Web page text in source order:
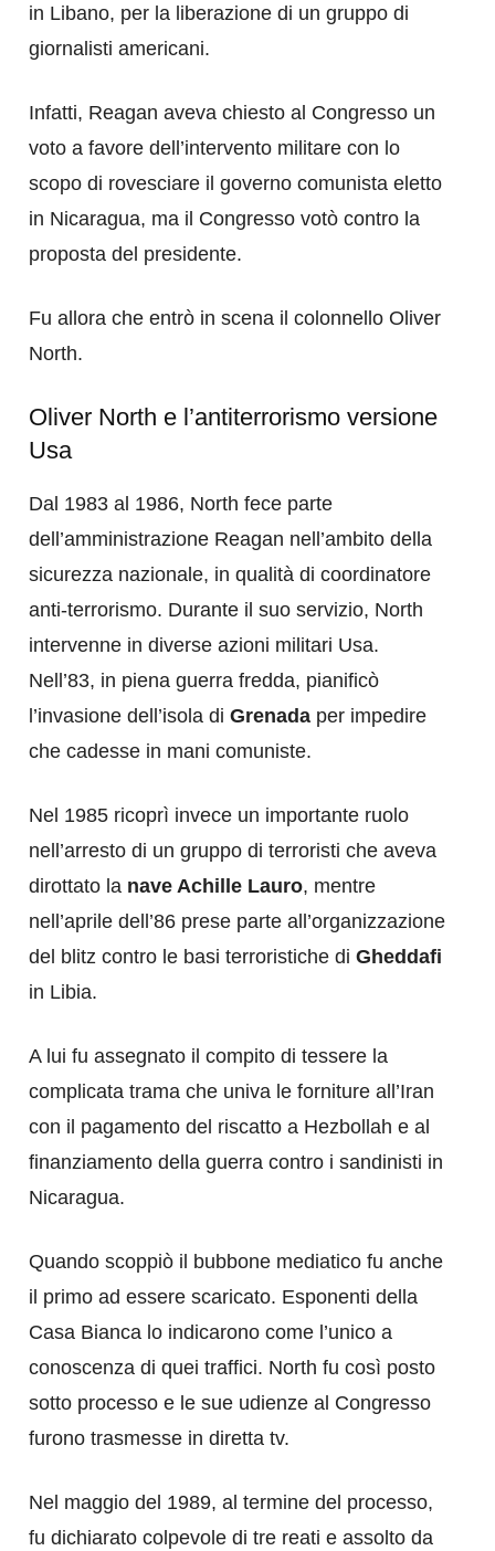
in Libano, per la liberazione di un gruppo di
giornalisti americani.
Infatti, Reagan aveva chiesto al Congresso un
voto a favore dell’intervento militare con lo
scopo di rovesciare il governo comunista eletto
in Nicaragua, ma il Congresso votò contro la
proposta del presidente.
Fu allora che entrò in scena il colonnello Oliver
North.
Oliver North e l’antiterrorismo versione
Usa
Dal 1983 al 1986, North fece parte
dell’amministrazione Reagan nell’ambito della
sicurezza nazionale, in qualità di coordinatore
anti-terrorismo. Durante il suo servizio, North
intervenne in diverse azioni militari Usa.
Nell’83, in piena guerra fredda, pianificò
l’invasione dell’isola di Grenada per impedire
che cadesse in mani comuniste.
Nel 1985 ricoprì invece un importante ruolo
nell’arresto di un gruppo di terroristi che aveva
dirottato la nave Achille Lauro, mentre
nell’aprile dell’86 prese parte all’organizzazione
del blitz contro le basi terroristiche di Gheddafi
in Libia.
A lui fu assegnato il compito di tessere la
complicata trama che univa le forniture all’Iran
con il pagamento del riscatto a Hezbollah e al
finanziamento della guerra contro i sandinisti in
Nicaragua.
Quando scoppiò il bubbone mediatico fu anche
il primo ad essere scaricato. Esponenti della
Casa Bianca lo indicarono come l’unico a
conoscenza di quei traffici. North fu così posto
sotto processo e le sue udienze al Congresso
furono trasmesse in diretta tv.
Nel maggio del 1989, al termine del processo,
fu dichiarato colpevole di tre reati e assolto da